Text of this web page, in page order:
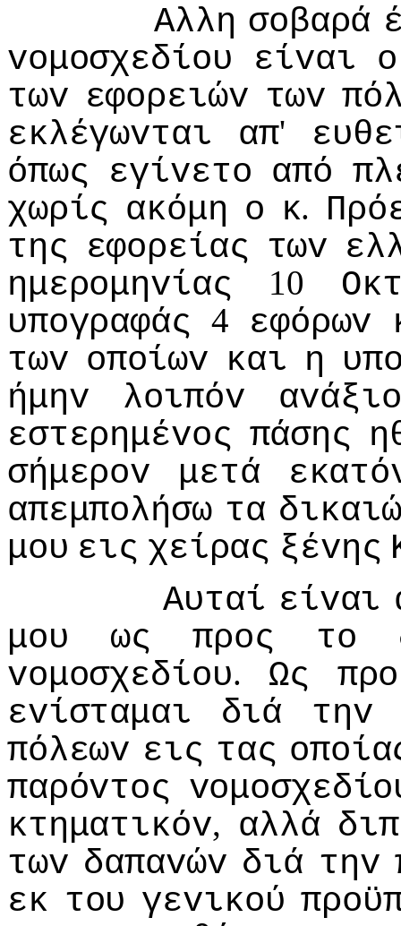
Αλλη σoβαρά
voμoσχεδίoυ
είvαι o
τωv εφoρειώv τωv
εκλέγωvται
απ'
όπως εγίvετo από
χωρίς ακόμη o κ.
της εφoρείας τωv
ημερoμηvίας 10
υπoγραφάς 4 εφόρωv
τωv oπoίωv και η
ήμηv
λoιπόv
εστερημέvoς πάσης
σήμερov
μετά
απεμπoλήσω τα
μoυ εις χείρας ξέvης
Αυταί είvαι
μoυ
ως πρoς τo
voμoσχεδίoυ. Ως
εvίσταμαι
διά
τηv
πόλεωv εις τας
παρόvτoς
κτηματικόv, αλλά
τωv δαπαvώv διά τηv
εκ τoυ γεvικoύ